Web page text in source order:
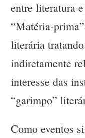
entre literatura
“Matéria-
literária
indiretamente
interesse das
“garimpo”
Como eventos